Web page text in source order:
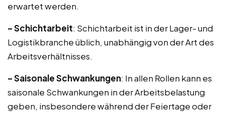
erwartet werden.
– Schichtarbeit: Schichtarbeit ist in der Lager- und
Logistikbranche üblich, unabhängig von der Art des
Arbeitsverhältnisses.
– Saisonale Schwankungen: In allen Rollen kann es
saisonale Schwankungen in der Arbeitsbelastung
geben, insbesondere während der Feiertage oder